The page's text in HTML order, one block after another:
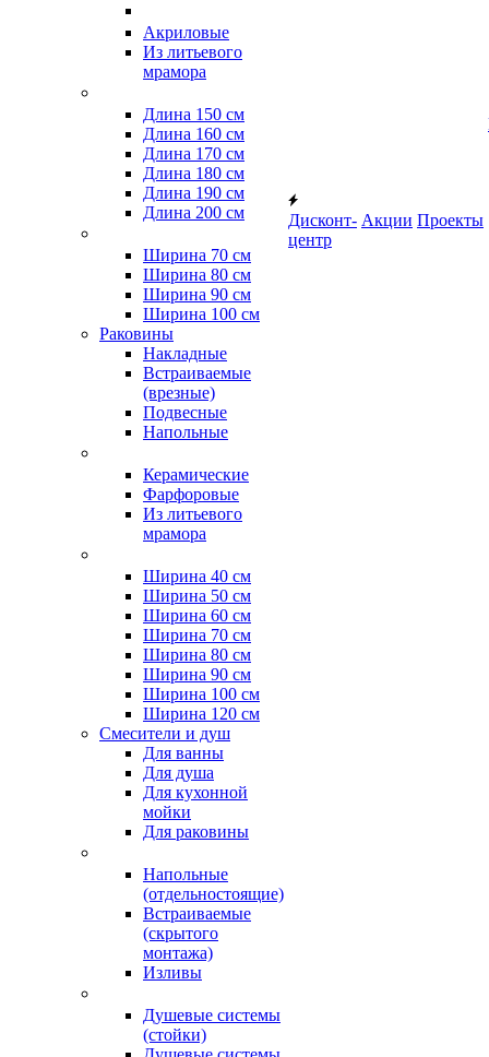
Акриловые
Из литьевого
мрамора
Длина 150 см
Длина 160 см
Длина 170 см
Длина 180 см
Длина 190 см
Длина 200 см
Ширина 70 см
Ширина 80 см
Ширина 90 см
Ширина 100 см
Раковины
Накладные
Встраиваемые
(врезные)
Подвесные
Напольные
Керамические
Фарфоровые
Из литьевого
мрамора
Ширина 40 см
Ширина 50 см
Ширина 60 см
Ширина 70 см
Ширина 80 см
Ширина 90 см
Ширина 100 см
Ширина 120 см
Смесители и душ
Для ванны
Для душа
Для кухонной
мойки
Для раковины
Напольные
(отдельностоящие)
Встраиваемые
(скрытого
монтажа)
Изливы
Душевые системы
(стойки)
Дисконт-
центр
Акции Проекты